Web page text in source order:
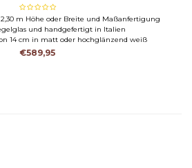
2,30 m Höhe oder Breite und Maßanfertigung
und handgefertigt in Italien
14 cm in matt oder hochglänzend weiß
€589,95